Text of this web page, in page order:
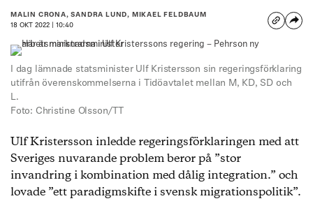
MALIN CRONA, SANDRA LUND, MIKAEL FELDBAUM
18 OKT 2022 | 10:40
I dag lämnade statsminister Ulf Kristersson sin regeringsförklaring
utifrån överenskommelserna i Tidöavtalet mellan M, KD, SD och
L.
Foto: Christine Olsson/TT
Ulf Kristersson inledde regeringsförklaringen med att
Sveriges nuvarande problem beror på ”stor
invandring i kombination med dålig integration.” och
lovade ”ett paradigmskifte i svensk migrationspolitik”.